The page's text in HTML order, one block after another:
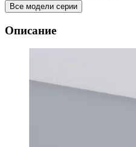
Все модели серии
Описание